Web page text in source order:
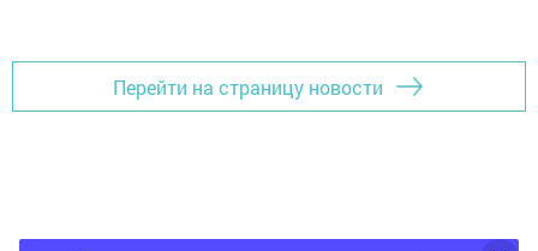
Перейти на страницу новости